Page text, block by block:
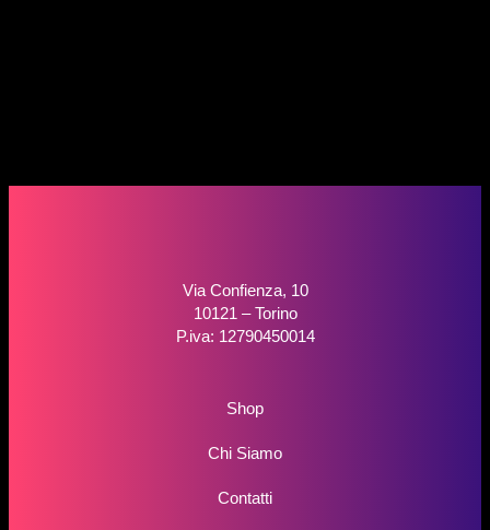
Via Confienza, 10
10121 – Torino
P.iva: 12790450014
Shop
Chi Siamo
Contatti